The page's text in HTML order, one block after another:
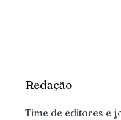
Redação
Time de editores e